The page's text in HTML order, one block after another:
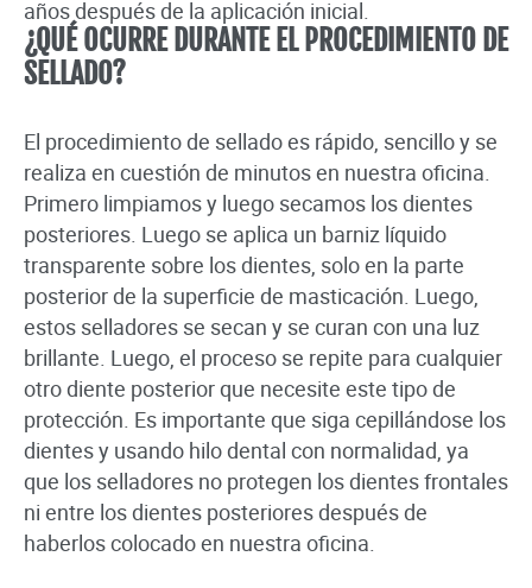
años después de la aplicación inicial.
¿QUÉ OCURRE DURANTE EL PROCEDIMIENTO DE
SELLADO?
El procedimiento de sellado es rápido, sencillo y se
realiza en cuestión de minutos en nuestra oficina.
Primero limpiamos y luego secamos los dientes
posteriores. Luego se aplica un barniz líquido
transparente sobre los dientes, solo en la parte
posterior de la superficie de masticación. Luego,
estos selladores se secan y se curan con una luz
brillante. Luego, el proceso se repite para cualquier
otro diente posterior que necesite este tipo de
protección. Es importante que siga cepillándose los
dientes y usando hilo dental con normalidad, ya
que los selladores no protegen los dientes frontales
ni entre los dientes posteriores después de
haberlos colocado en nuestra oficina.